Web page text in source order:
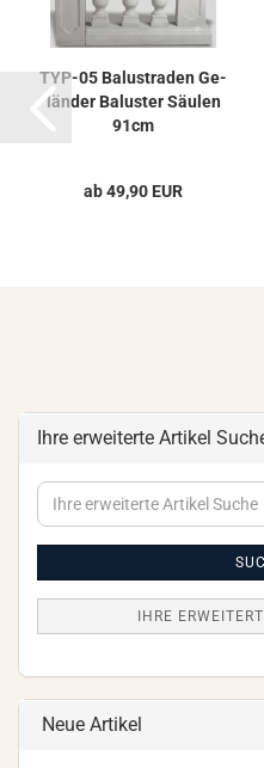
TYP-​05 Ba­lus­tra­den Ge­
län­der Ba­lus­ter Säu­len
91cm
ab 49,90 EUR
Ihre erweiterte Artikel
Ihre
erweiterte
IHRE
Neue Artikel